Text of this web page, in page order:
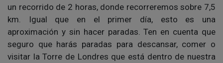
un recorrido de 2 horas, donde recorreremos sobre 7,5
km. Igual que en el primer día, esto es una
aproximación y sin hacer paradas. Ten en cuenta que
seguro que harás paradas para descansar, comer o
visitar la Torre de Londres que está dentro de nuestra